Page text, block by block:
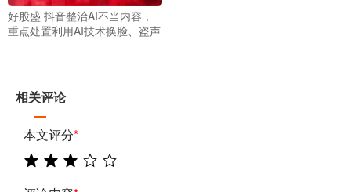
好股盛 抖音整治AI不当内容，
重点处置利用AI技术换脸、盗声
相关评论
本文评分*